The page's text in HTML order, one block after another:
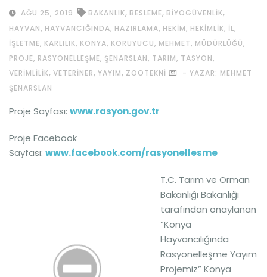
AĞU 25, 2019 BAKANLIK, BESLEME, BIYOGÜVENLIK,
HAYVAN, HAYVANCIĞINDA, HAZIRLAMA, HEKIM, HEKIMLIK, IL,
IŞLETME, KARLILIK, KONYA, KORUYUCU, MEHMET, MÜDÜRLÜĞÜ,
PROJE, RASYONELLEŞME, ŞENARSLAN, TARIM, TASYON,
VERIMLILIK, VETERINER, YAYIM, ZOOTEKNI
- YAZAR: MEHMET
ŞENARSLAN
Proje Sayfası: www.rasyon.gov.tr
Proje Facebook
Sayfası: www.facebook.com/rasyonellesme
T.C. Tarım ve Orman
Bakanlığı Bakanlığı
tarafından onaylanan
“Konya
Hayvancılığında
Rasyonelleşme Yayım
Projemiz” Konya